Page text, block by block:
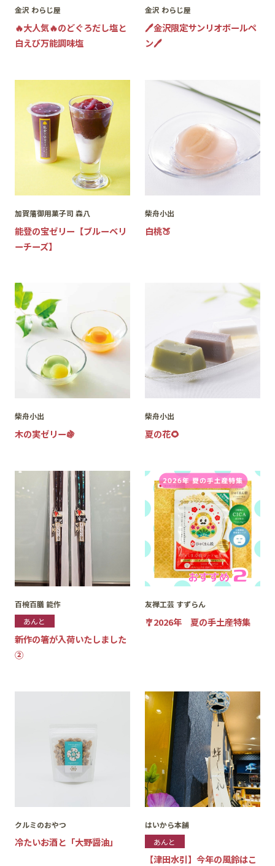
金沢 わらじ屋
🔥大人気🔥のどぐろだし塩と
白えび万能調味塩
金沢 わらじ屋
🖊️金沢限定サンリオボールペ
ン🖊️
加賀藩御用菓子司 森八
能登の宝ゼリー【ブルーベリ
ーチーズ】
柴舟小出
白桃🍑
柴舟小出
木の実ゼリー🍇
柴舟小出
夏の花🌻
百椀百膳 能作
あんと
新作の箸が入荷いたしました
②
友禅工芸 すずらん
🎐2026年 夏の手土産特集
クルミのおやつ
冷たいお酒と「大野醤油」
はいから本舗
あんと
【津田水引】今年の風鈴はこ